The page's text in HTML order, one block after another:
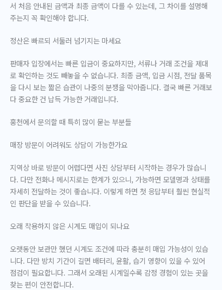
서 처음 안내된 금액과 최종 금액이 다를 수 있는데, 그 차이를 설명해
주는지 꼭 확인해야 합니다.
정산은 빠르되 서둘러 넘기지는 마세요
판매자 입장에서는 빠른 입금이 중요하지만, 서류나 거래 조건을 제대
로 확인하는 것도 빼놓을 수 없습니다. 최종 금액, 입금 시점, 전달 품목
을 다시 보는 짧은 습관이 나중의 분쟁을 막아줍니다. 결국 빠른 거래보
다 중요한 건 납득 가능한 거래입니다.
홍천에서 문의할 때 특히 많이 묻는 부분들
매장 방문이 어려워도 상담이 가능한가요
지역상 바로 방문이 어렵다면 사진 상담부터 시작하는 경우가 많습니
다. 다만 전화나 메시지로는 한계가 있으니, 가능하면 모델명과 상태를
자세히 전달하는 것이 좋습니다. 이렇게 하면 첫 응답부터 훨씬 현실적
인 판단을 받을 수 있습니다.
오래 착용하지 않은 시계도 매입이 되나요
오랫동안 보관만 했던 시계도 조건에 따라 충분히 매입 가능성이 있습
니다. 다만 방치 기간이 길면 배터리, 윤활, 습기 영향이 있을 수 있어
점검이 필요합니다. 그래서 오래된 시계일수록 감정 경험이 있는 곳을
찾는 편이 안전합니다.